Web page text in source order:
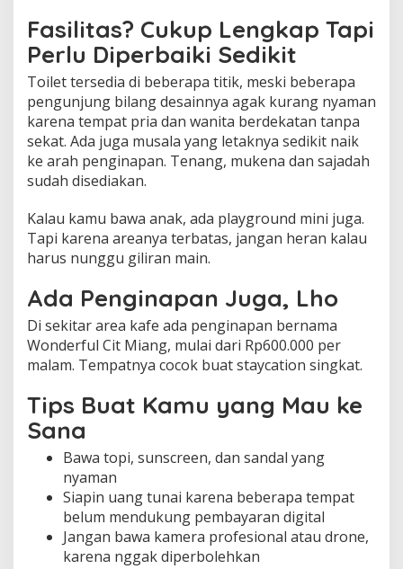
Fasilitas? Cukup Lengkap Tapi
Perlu Diperbaiki Sedikit
Toilet tersedia di beberapa titik, meski beberapa
pengunjung bilang desainnya agak kurang nyaman
karena tempat pria dan wanita berdekatan tanpa
sekat. Ada juga musala yang letaknya sedikit naik
ke arah penginapan. Tenang, mukena dan sajadah
sudah disediakan.
Kalau kamu bawa anak, ada playground mini juga.
Tapi karena areanya terbatas, jangan heran kalau
harus nunggu giliran main.
Ada Penginapan Juga, Lho
Di sekitar area kafe ada penginapan bernama
Wonderful Cit Miang, mulai dari Rp600.000 per
malam. Tempatnya cocok buat staycation singkat.
Tips Buat Kamu yang Mau ke
Sana
Bawa topi, sunscreen, dan sandal yang
nyaman
Siapin uang tunai karena beberapa tempat
belum mendukung pembayaran digital
Jangan bawa kamera profesional atau drone,
karena nggak diperbolehkan